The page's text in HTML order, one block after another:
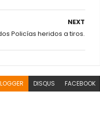
NEXT
Policías heridos a tiros.
DISQUS FACEBOOK